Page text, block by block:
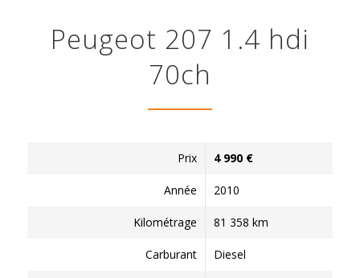
Peugeot 207 1.4 hdi
70ch
Prix 4 990 €
Année 2010
Kilométrage 81 358 km
Carburant Diesel